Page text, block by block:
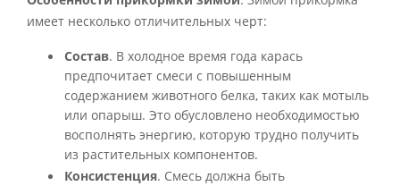
имеет несколько отличительных черт:
Состав. В холодное время года карась
предпочитает смеси с повышенным
содержанием животного белка, таких как мотыль
или опарыш. Это обусловлено необходимостью
восполнять энергию, которую трудно получить
из растительных компонентов.
Консистенция. Смесь должна быть